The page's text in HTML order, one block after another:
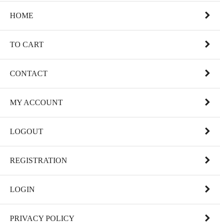
HOME
TO CART
CONTACT
MY ACCOUNT
LOGOUT
REGISTRATION
LOGIN
PRIVACY POLICY